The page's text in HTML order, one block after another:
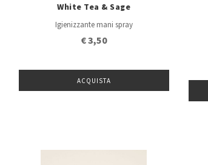
White Tea & Sage
Igienizzante mani spray
€ 3,50
ACQUISTA